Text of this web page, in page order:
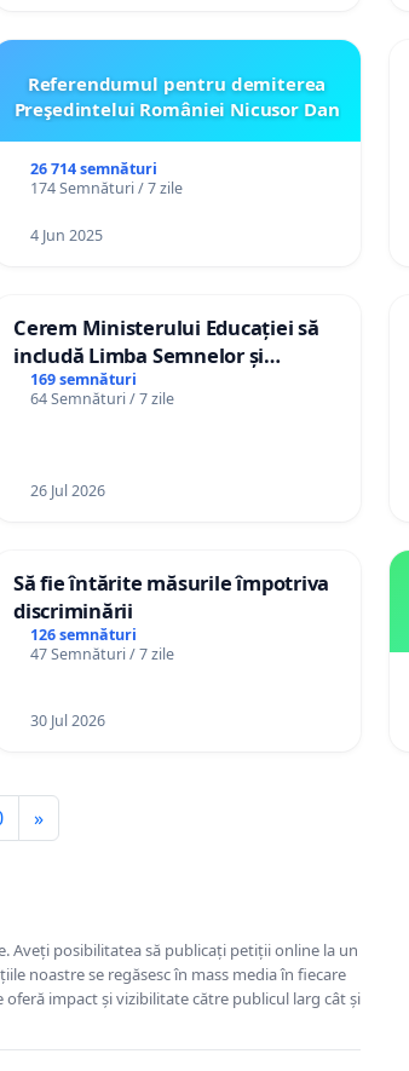
Referendumul pentru demiterea
Preşedintelui României Nicusor Dan
26 714 semnături
174 Semnături / 7 zile
4 Jun 2025
Cerem Ministerului Educației să
includă Limba Semnelor și
alfabetul Braille în școlile din
Republica Moldova!
169 semnături
64 Semnături / 7 zile
26 Jul 2026
Să fie întărite măsurile împotriva
discriminării
126 semnături
47 Semnături / 7 zile
30 Jul 2026
»
Aveți posibilitatea să publicați petiții online la un
noastre se regăsesc în mass media în fiecare
impact și vizibilitate către publicul larg cât și